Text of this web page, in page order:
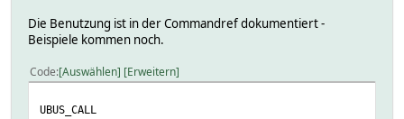
Die Benutzung ist in der Commandref dokumentiert -
Beispiele kommen noch.
Code Auswählen Erweitern
UBUS_CALL